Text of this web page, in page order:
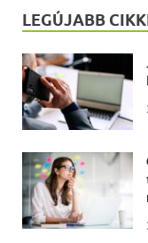
LEGÚJABB